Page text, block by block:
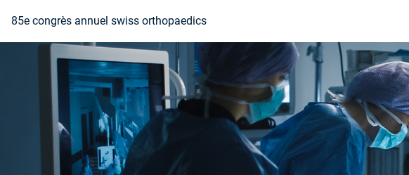
Vers la page d'accueil
85e congrès annuel swiss orthopaedics